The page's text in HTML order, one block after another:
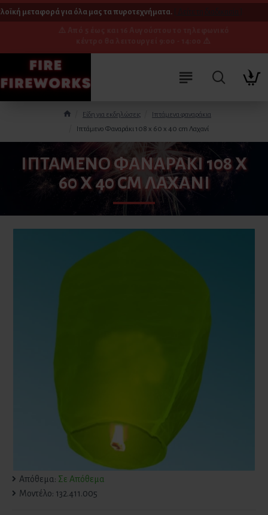
μεταφορά για όλα μας τα πυροτεχνήματα.[ Δείτε τη διαδικασία ]
Είδη για εκδηλώσεις
Ιπτάμενα φαναράκια
Ιπτάμενο Φαναράκι 108 x 60 x 40 cm Λαχανί
ΙΠΤΆΜΕΝΟ ΦΑΝΑΡΆΚΙ 108 X
60 X 40 CM ΛΑΧΑΝΊ
Απόθεμα: Σε Απόθεμα
Μοντέλο: 132.411.005